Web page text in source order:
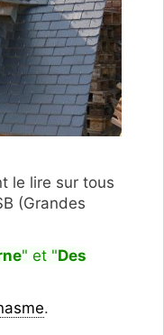
le lire sur tous
(Grandes
" et "Des
.